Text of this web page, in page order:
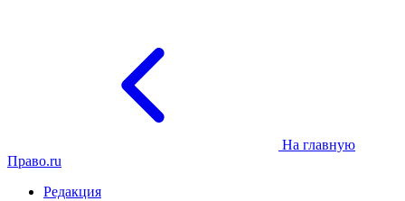
На главную
Право.ru
Редакция